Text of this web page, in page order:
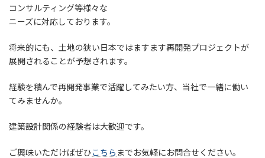
コンサルティング等様々な
ニーズに対応しております。
将来的にも、土地の狭い日本ではますます再開発プロジェクトが
展開されることが予想されます。
経験を積んで再開発事業で活躍してみたい方、当社で一緒に働い
てみませんか。
建築設計関係の経験者は大歓迎です。
ご興味いただけばぜひこちら までお気軽にお問合せください。